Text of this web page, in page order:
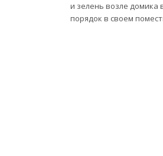
и зелень возле
порядок в своем